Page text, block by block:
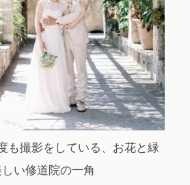
も撮影をしている、お花と緑
い修道院の一角